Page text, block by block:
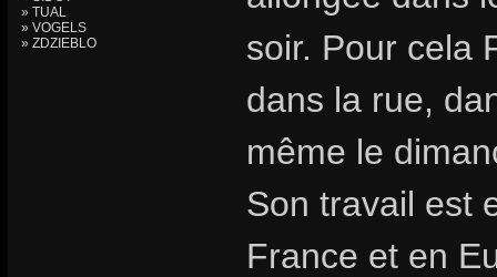
» TUAL
» VOGELS
» ZDZIEBLO
soir. Pour cela
dans la rue,
même le
Son travail est
France et en